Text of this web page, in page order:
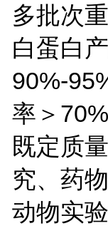
多批次
白蛋白
90%-
率＞
既定质
究、药
动物实